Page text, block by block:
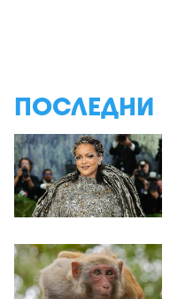
ПОСЛЕДНИ